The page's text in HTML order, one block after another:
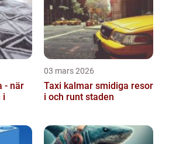
- när
i
03 mars 2026
Taxi kalmar smidiga resor
i och runt staden